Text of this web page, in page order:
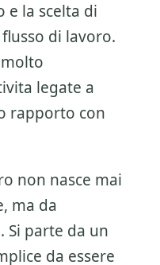
e la scelta di
di lavoro.
legate a
rapporto con
non nasce mai
ma da
Si parte da un
da essere